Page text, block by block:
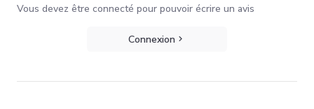
Vous devez être connecté pour pouvoir écrire un avis
Connexion